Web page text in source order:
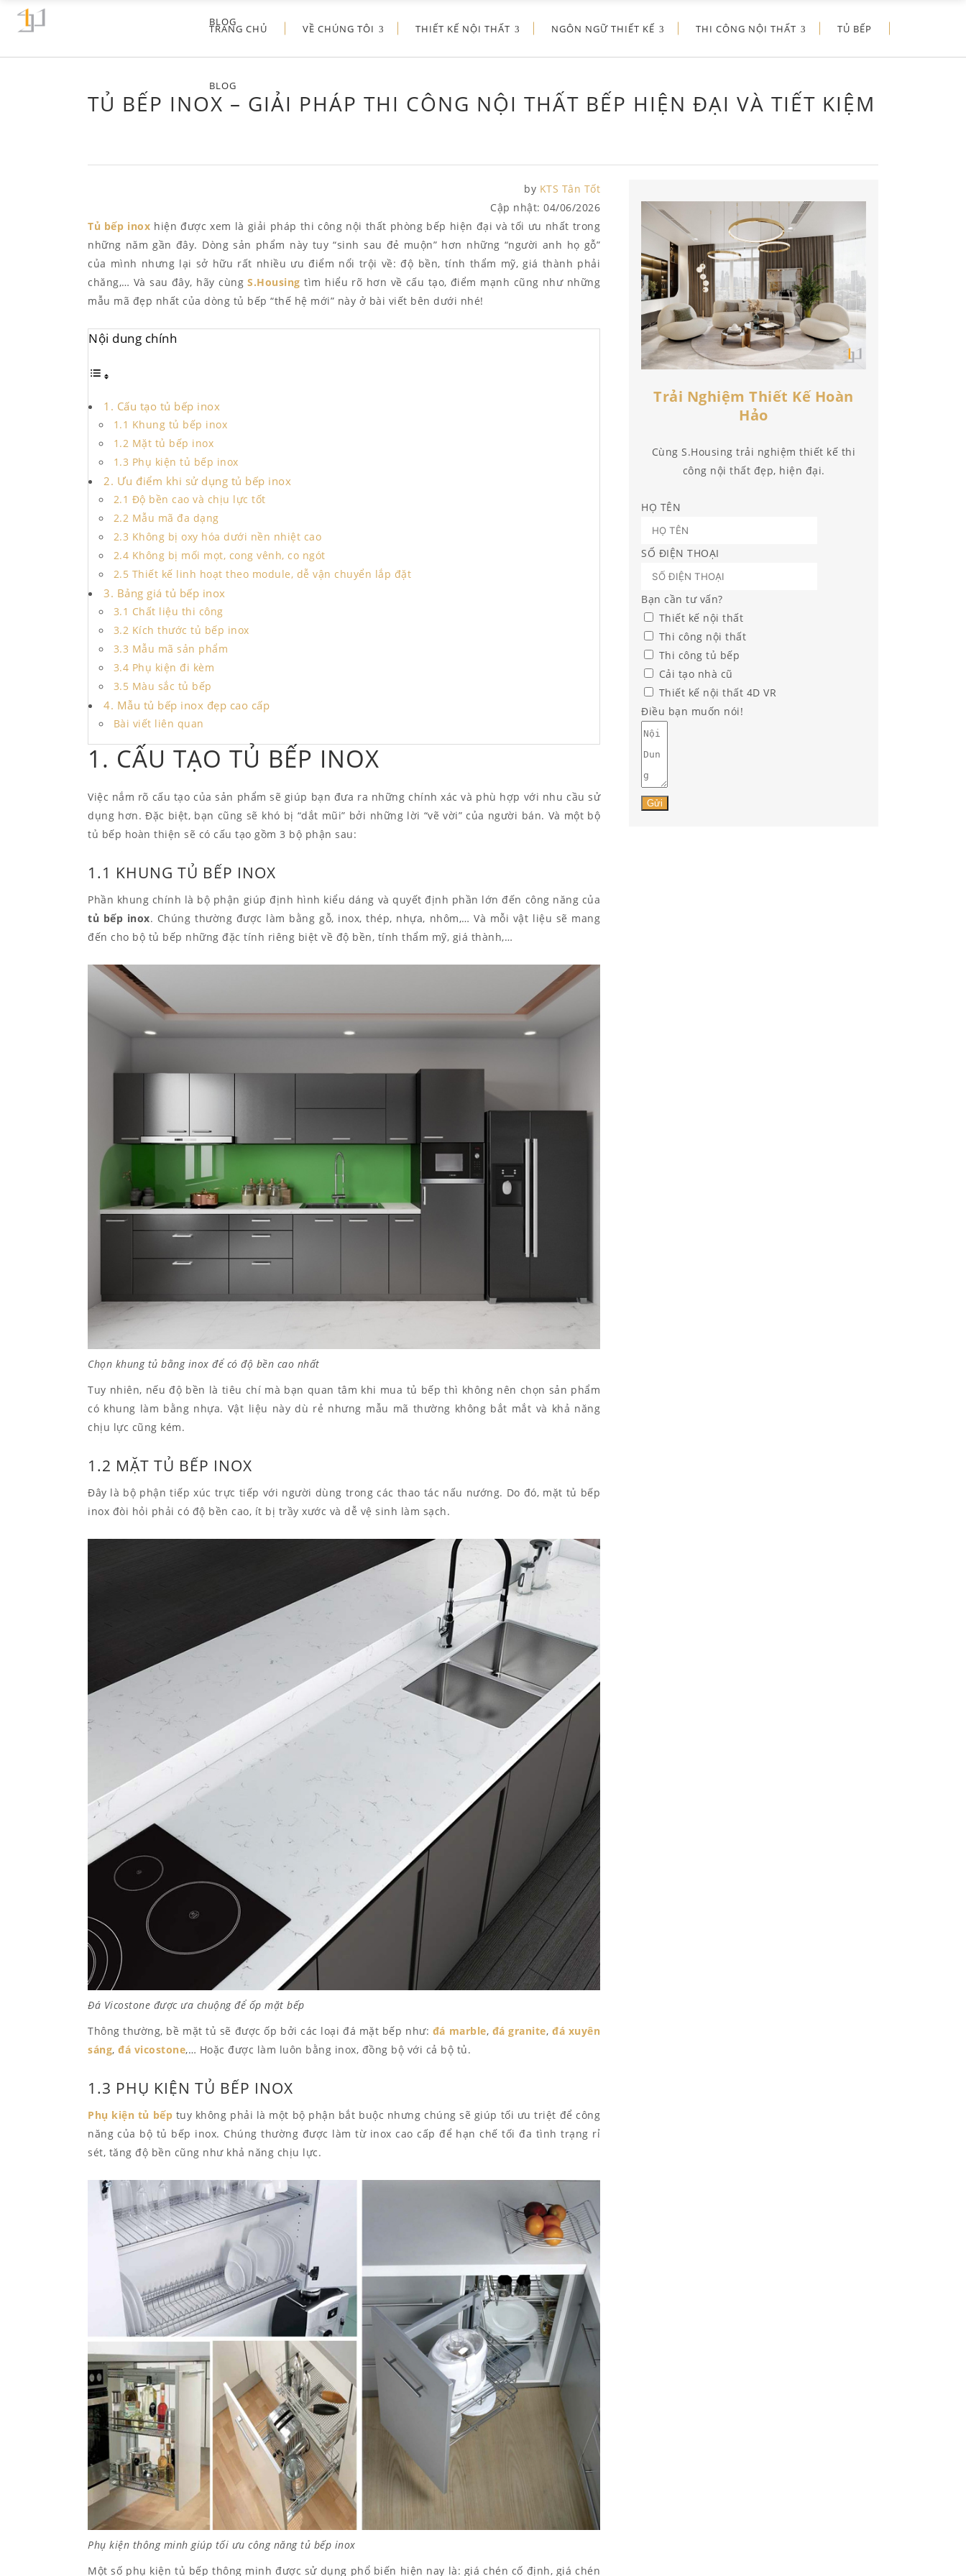
TRANG CHỦ VỀ CHÚNG TÔI THIẾT KẾ NỘI THẤT NGÔN NGỮ THIẾT KẾ THI CÔNG NỘI THẤT TỦ BẾP
BLOG
BLOG
TỦ BẾP INOX – GIẢI PHÁP THI CÔNG NỘI THẤT BẾP HIỆN ĐẠI VÀ TIẾT KIỆM
by KTS Tân Tốt
Cập nhật:04/06/2026
Tủ bếp inox hiện được xem là giải pháp thi công nội thất phòng bếp hiện đại và tối ưu nhất trong
những năm gần đây. Dòng sản phẩm này tuy “sinh sau đẻ muộn” hơn những “người anh họ gỗ”
của mình nhưng lại sở hữu rất nhiều ưu điểm nổi trội về: độ bền, tính thẩm mỹ, giá thành phải
chăng,… Và sau đây, hãy cùngS.Housing tìm hiểu rõ hơn về cấu tạo, điểm mạnh cũng như những
mẫu mã đẹp nhất của dòng tủ bếp “thế hệ mới” này ở bài viết bên dưới nhé!
Nội dung chính
1. Cấu tạo tủ bếp inox
1.1 Khung tủ bếp inox
1.2 Mặt tủ bếp inox
1.3 Phụ kiện tủ bếp inox
2. Ưu điểm khi sử dụng tủ bếp inox
2.1 Độ bền cao và chịu lực tốt
2.2 Mẫu mã đa dạng
2.3 Không bị oxy hóa dưới nền nhiệt cao
2.4 Không bị mối mọt, cong vênh, co ngót
2.5 Thiết kế linh hoạt theo module, dễ vận chuyển lắp đặt
3. Bảng giá tủ bếp inox
3.1 Chất liệu thi công
3.2 Kích thước tủ bếp inox
3.3 Mẫu mã sản phẩm
3.4 Phụ kiện đi kèm
3.5 Màu sắc tủ bếp
4. Mẫu tủ bếp inox đẹp cao cấp
Bài viết liên quan
1. CẤU TẠO TỦ BẾP INOX
Việc nắm rõ cấu tạo của sản phẩm sẽ giúp bạn đưa ra những chính xác và phù hợp với nhu cầu sử
dụng hơn. Đặc biệt, bạn cũng sẽ khó bị “dắt mũi” bởi những lời “vẽ vời” của người bán. Và một bộ
tủ bếp hoàn thiện sẽ có cấu tạo gồm 3 bộ phận sau:
1.1 KHUNG TỦ BẾP INOX
Phần khung chính là bộ phận giúp định hình kiểu dáng và quyết định phần lớn đến công năng của
tủ bếp inox. Chúng thường được làm bằng gỗ, inox, thép, nhựa, nhôm,… Và mỗi vật liệu sẽ mang
đến cho bộ tủ bếp những đặc tính riêng biệt về độ bền, tính thẩm mỹ, giá thành,…
Chọn khung tủ bằng inox để có độ bền cao nhất
Tuy nhiên, nếu độ bền là tiêu chí mà bạn quan tâm khi mua tủ bếp thì không nên chọn sản phẩm
có khung làm bằng nhựa. Vật liệu này dù rẻ nhưng mẫu mã thường không bắt mắt và khả năng
chịu lực cũng kém.
1.2 MẶT TỦ BẾP INOX
Đây là bộ phận tiếp xúc trực tiếp với người dùng trong các thao tác nấu nướng. Do đó, mặt tủ bếp
inox đòi hỏi phải có độ bền cao, ít bị trầy xước và dễ vệ sinh làm sạch.
Đá Vicostone được ưa chuộng để ốp mặt bếp
Thông thường, bề mặt tủ sẽ được ốp bởi các loại đá mặt bếp như: đá marble, đá granite,đá xuyên
sáng, đá vicostone,… Hoặc được làm luôn bằng inox, đồng bộ với cả bộ tủ.
1.3 PHỤ KIỆN TỦ BẾP INOX
Phụ kiện tủ bếp tuy không phải là một bộ phận bắt buộc nhưng chúng sẽ giúp tối ưu triệt để công
năng của bộ tủ bếp inox. Chúng thường được làm từ inox cao cấp để hạn chế tối đa tình trạng rỉ
sét, tăng độ bền cũng như khả năng chịu lực.
Phụ kiện thông minh giúp tối ưu công năng tủ bếp inox
Một số phụ kiện tủ bếp thông minh được sử dụng phổ biến hiện nay là: giá chén cố định, giá chén
Trải Nghiệm Thiết Kế Hoàn
Hảo
Cùng S.Housing trải nghiệm thiết kế thi
công nội thất đẹp, hiện đại.
HỌ TÊN
SỐ ĐIỆN THOẠI
Bạn cần tư vấn?
Thiết kế nội thất
Thi công nội thất
Thi công tủ bếp
Cải tạo nhà cũ
Thiết kế nội thất 4D VR
Điều bạn muốn nói!
Gửi